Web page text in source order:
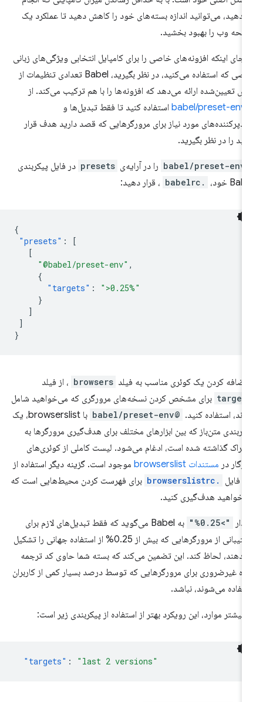
می‌توانید اندازه بسته‌های خود را کاهش دهید تا عملکرد یک
وب را بهبود بخشید.
جای اینکه افزونه‌های خاصی را برای کامپایل انتخابی ویژگی‌های زبانی
خاصی که استفاده می‌کنید، در نظر بگیرید، Babel تعدادی تنظیمات از
تعیین‌شده ارائه می‌دهد که افزونه‌ها را با هم ترکیب می‌کند. از
استفاده کنید تا فقط تبدیل‌ها و
مورد نیاز برای مرورگرهایی که قصد دارید هدف قرار
را در نظر بگیرید.
را در آرایه‌ی presets در فایل پیکربندی
.babelrc ، قرار دهید:
"presets"
"@babel/preset-env"
"targets" :
">0.25%"
اضافه کردن یک کوئری مناسب به فیلد browsers ، از فیلد
برای مشخص کردن نسخه‌های مرورگری که می‌خواهید شامل
استفاده کنید. @babel/preset-env
با browserslist، یک
متن‌باز که بین ابزارهای مختلف برای هدف‌گیری مرورگرها به
گذاشته شده است، ادغام می‌شود. لیست کاملی از کوئری‌های
در مستندات browserslist
موجود است. گزینه دیگر استفاده از
فایل .browserslistrc
برای فهرست کردن محیط‌هایی است که
هدف‌گیری کنید.
">0.25%"
به Babel می‌گوید که فقط تبدیل‌های لازم برای
پشتیبانی از مرورگرهایی که بیش از 0.25% از استفاده جهانی را تشکیل
لحاظ کند. این تضمین می‌کند که بسته شما حاوی کد ترجمه
غیرضروری برای مرورگرهایی که توسط درصد بسیار کمی از کاربران
می‌شوند، نباشد.
بیشتر موارد، این رویکرد بهتر از استفاده از پیکربندی زیر است:
"targets" : "last 2 versions"